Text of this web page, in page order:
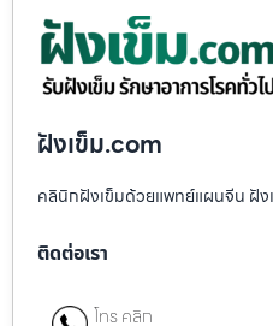
ฝังเข็ม.com
คลินิกฝังเข็มด้วยแพทย์แผนจีน ฝัง
ติดต่อเรา
โทร คลิก